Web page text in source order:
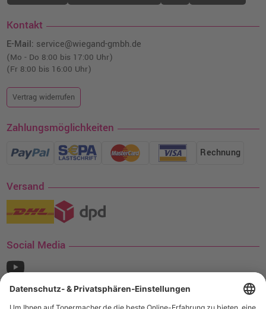
Kontakt
E-Mail: service@wiegand-gmbh.de
(Mo - Do 8:00 bis 17:00 Uhr)
(Fr 8:00 bis 16:00 Uhr)
Vertrag widerrufen
Zahlungsmöglichkeiten
Rechnung
Versand
Social Media
¹ Nur gültig für den Versand innerhalb Deutschlands. Befindet sich ein Warenwert
von mindestens 35€ (inkl. Mwst.) an Ampertec Artikeln in Ihrem Warenkorb, ist der